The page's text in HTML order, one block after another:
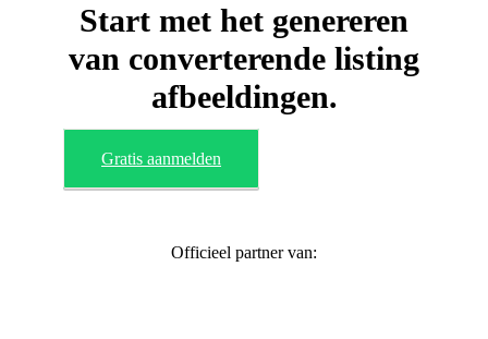
Start met het genereren
van converterende listing
afbeeldingen.
Gratis aanmelden
Officieel partner van: